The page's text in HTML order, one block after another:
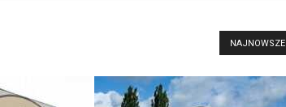
NAJNOWSZE